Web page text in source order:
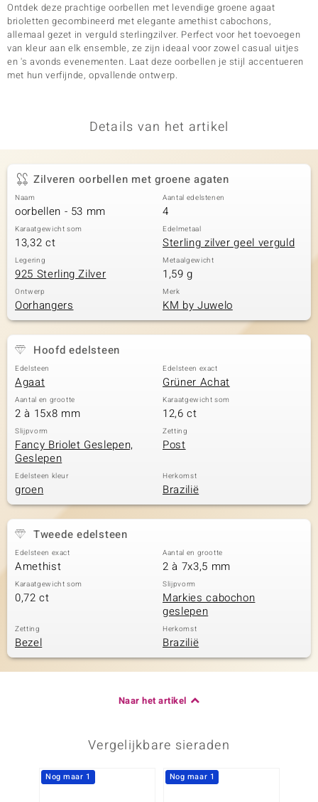
Ontdek deze prachtige oorbellen met levendige groene agaat
brioletten gecombineerd met elegante amethist cabochons,
allemaal gezet in verguld sterlingzilver. Perfect voor het toevoegen
van kleur aan elk ensemble, ze zijn ideaal voor zowel casual uitjes
en 's avonds evenementen. Laat deze oorbellen je stijl accentueren
met hun verfijnde, opvallende ontwerp.
Details van het artikel
Zilveren oorbellen met groene agaten
Naam
oorbellen - 53 mm
Aantal edelstenen
4
Karaatgewicht som
13,32 ct
Edelmetaal
Sterling zilver geel verguld
Legering
925 Sterling Zilver
Metaalgewicht
1,59 g
Ontwerp
Oorhangers
Merk
KM by Juwelo
Hoofd edelsteen
Edelsteen
Agaat
Edelsteen exact
Grüner Achat
Aantal en grootte
2 à 15x8 mm
Karaatgewicht som
12,6 ct
Slijpvorm
Fancy Briolet Geslepen,
Geslepen
Zetting
Post
Edelsteen kleur
groen
Herkomst
Brazilië
Tweede edelsteen
Edelsteen exact
Amethist
Aantal en grootte
2 à 7x3,5 mm
Karaatgewicht som
0,72 ct
Slijpvorm
Markies cabochon
geslepen
Zetting
Bezel
Herkomst
Brazilië
Naar het artikel
Vergelijkbare sieraden
Nog maar 1 Nog maar 1